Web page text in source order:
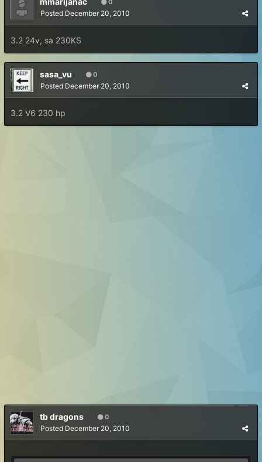
0
Posted December 20, 2010
3.2 24v, sa 230KS
sasa_vu 0
Posted December 20, 2010
3.2 V6 230 hp
tb dragons 0
Posted December 20, 2010